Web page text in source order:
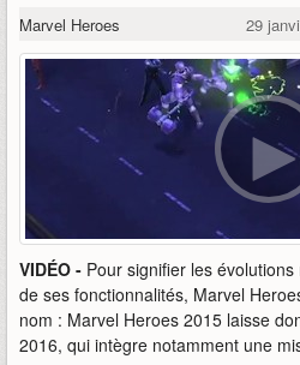
Marvel Heroes 29
VIDÉO - Pour signifier les
de ses fonctionnalités, Marvel
nom : Marvel Heroes 2015 laisse
2016, qui intègre notamment une